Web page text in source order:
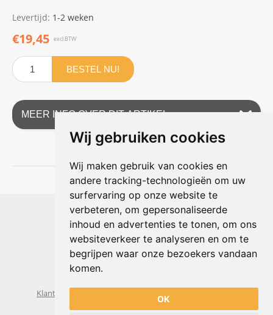
Wij gebruiken cookies
Wij maken gebruik van cookies en
andere tracking-technologieën om uw
surfervaring op onze website te
verbeteren, om gepersonaliseerde
inhoud en advertenties te tonen, om ons
websiteverkeer te analyseren en om te
begrijpen waar onze bezoekers vandaan
komen.
OK
Levertijd: 1-2 weken
€19,45 excl.BTW
BESTEL NU!
MEER INFO OVER DIT ARTIKEL
Shophouse online
Max Planckstraat 4
6716 BE Ede, Nederland
Telefoon:+31(0)318 618 121
E-mail: info@shophouse.nl
Geopend: ma t/m vr 09:00-17:00 uur
Klantenservice
Algemene voorwaarden